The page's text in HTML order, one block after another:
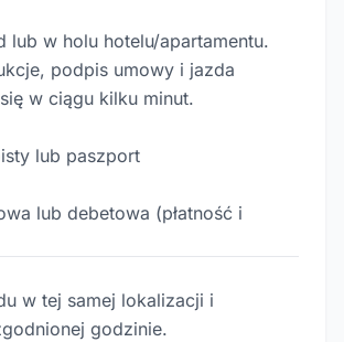
lub w holu hotelu/apartamentu.
podpis umowy i jazda
w ciągu kilku minut.
lub paszport
lub debetowa (płatność i
w tej samej lokalizacji i
godzinie.